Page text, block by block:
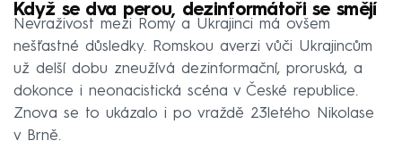
Když se dva perou, dezinformátoři se smějí
Nevraživost mezi Romy a Ukrajinci má ovšem
nešťastné důsledky. Romskou averzi vůči Ukrajincům
už delší dobu zneužívá dezinformační, proruská, a
dokonce i neonacistická scéna v České republice.
Znova se to ukázalo i po vraždě 23letého Nikolase
v Brně.